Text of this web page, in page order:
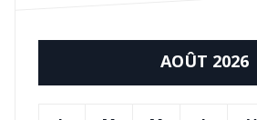
AOÛT 2026